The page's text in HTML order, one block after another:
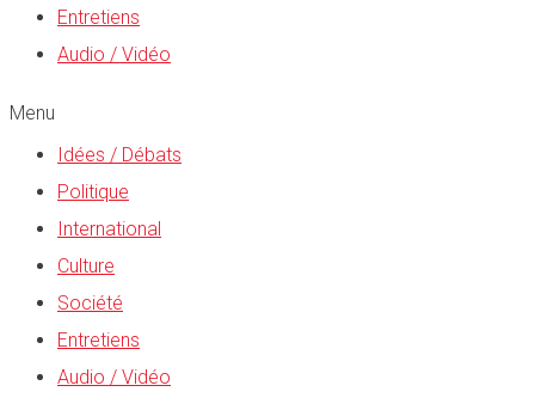
Entretiens
Audio / Vidéo
Menu
Idées / Débats
Politique
International
Culture
Société
Entretiens
Audio / Vidéo